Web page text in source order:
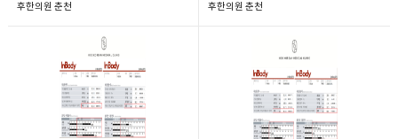
후한의원 춘천 후한의원 춘천